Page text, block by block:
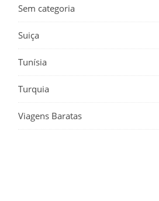
Sem categoria
Suiça
Tunísia
Turquia
Viagens Baratas